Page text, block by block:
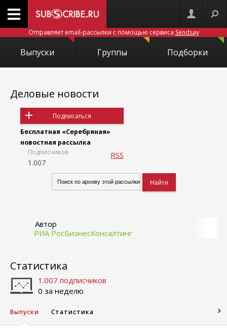
Отправляет email-рассылки с помощью сервиса Sendsay
Выпуски Группы Подборки
Деловые новости
Подписаться
Бесплатная «Серебряная»
новостная рассылка
Подписчиков
1.007
RSS
Автор
РИА РосБизнесКонсалтинг
Статистика
1.007 подписчиков
0 за неделю
Выпуски Статистика